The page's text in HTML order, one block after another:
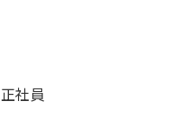
正社員